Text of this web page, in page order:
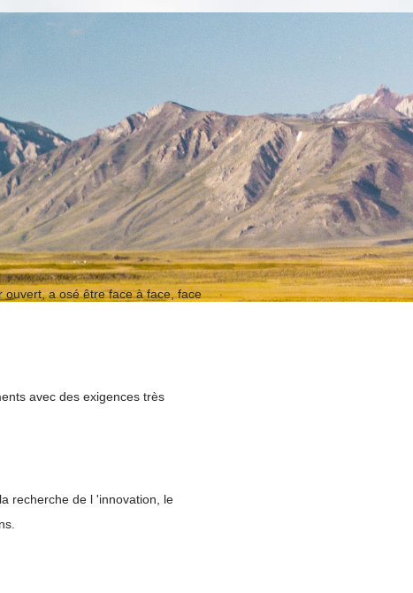
a osé être face à face, face
avec des exigences très
recherche de l 'innovation, le